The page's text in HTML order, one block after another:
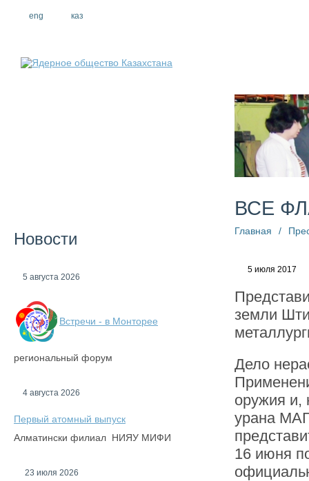
eng каз
Новости
5 августа 2026
Встречи - в Монторее
региональный форум
4 августа 2026
Первый атомный выпуск
Алматински филиал НИЯУ МИФИ
23 июля 2026
ВСЕ
Главная /
5 июля 2017
земли
Дело
оружия и,
урана
16 июня